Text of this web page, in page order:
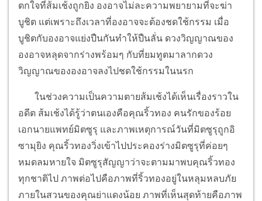
ตกใจที่ส้มเช้งถูกยิง องอาจไม่ละความพยายามที่จะฆ่า
บูชิต แต่เพราะถึงเวลาที่องอาจจะต้องชดใช้กรรม เมื่อ
บูชิตกับองอาจแย่งปืนกันทำให้ปืนลั่น ดวงวิญญาณของ
องอาจหลุดจากร่างพร้อมๆ กับที่ยมทูตมาลากดวง
วิญญาณขององอาจลงไปชดใช้กรรมในนรก
ในช่วงความเป็นความตายส้มเช้งได้เห็นเรื่องราวใน
อดีต ส้มเช้งได้รู้ว่าตนเองคือคุณริ้วทอง คนรักของร้อย
เอกนายแพทย์มิตซูรุ และภาพเหตุการณ์วันที่มิตซูรุถูกอิ
ซามุยิง คุณริ้วทองวิ่งเข้าไปประคองร่างมิตซูรุที่ค่อยๆ
หมดลมหายใจ มิตซูรุสัญญาว่าจะตามมาพบคุณริ้วทอง
ทุกชาติไป ภาพต่อไปคือภาพที่ริ้วทองอยู่ในหลุมหลบภัย
ภายในสวนของคุณย่าแดงน้อย ภาพที่เห็นสุดท้ายคือภาพ